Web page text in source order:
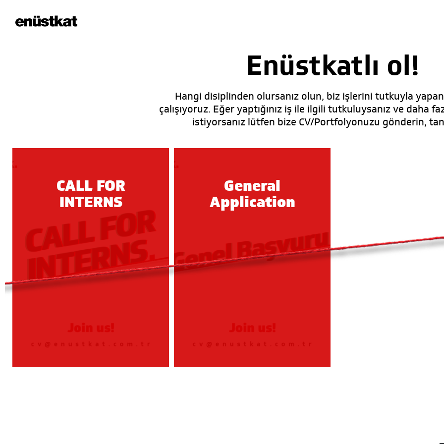
Enüstkatlı ol!
Hangi disiplinden olursanız olun, biz işlerini tutkuyla
çalışıyoruz. Eğer yaptığınız iş ile ilgili tutkuluysanız ve daha
istiyorsanız lütfen bize CV/Portfolyonuzu gönderin,
CALL FOR
INTERNS
General
Application